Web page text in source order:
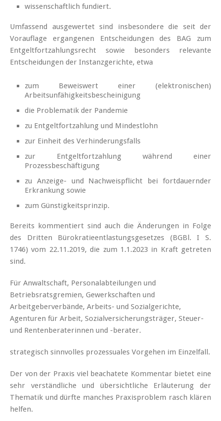
wissenschaftlich fundiert.
Umfassend ausgewertet sind insbesondere die seit der
Vorauflage ergangenen Entscheidungen des BAG zum
Entgeltfortzahlungsrecht sowie besonders relevante
Entscheidungen der Instanzgerichte, etwa
zum Beweiswert einer (elektronischen)
Arbeitsunfähigkeitsbescheinigung
die Problematik der Pandemie
zu Entgeltfortzahlung und Mindestlohn
zur Einheit des Verhinderungsfalls
zur Entgeltfortzahlung während einer
Prozessbeschäftigung
zu Anzeige- und Nachweispflicht bei fortdauernder
Erkrankung sowie
zum Günstigkeitsprinzip.
Bereits kommentiert sind auch die Änderungen in Folge
des Dritten Bürokratieentlastungsgesetzes (BGBl. I S.
1746) vom 22.11.2019, die zum 1.1.2023 in Kraft getreten
sind.
Für Anwaltschaft, Personalabteilungen und
Betriebsratsgremien, Gewerkschaften und
Arbeitgeberverbände, Arbeits- und Sozialgerichte,
Agenturen für Arbeit, Sozialversicherungsträger, Steuer-
und Rentenberaterinnen und -berater.
strategisch sinnvolles prozessuales Vorgehen im Einzelfall.
Der von der Praxis viel beachatete Kommentar bietet eine
sehr verständliche und übersichtliche Erläuterung der
Thematik und dürfte manches Praxisproblem rasch klären
helfen.